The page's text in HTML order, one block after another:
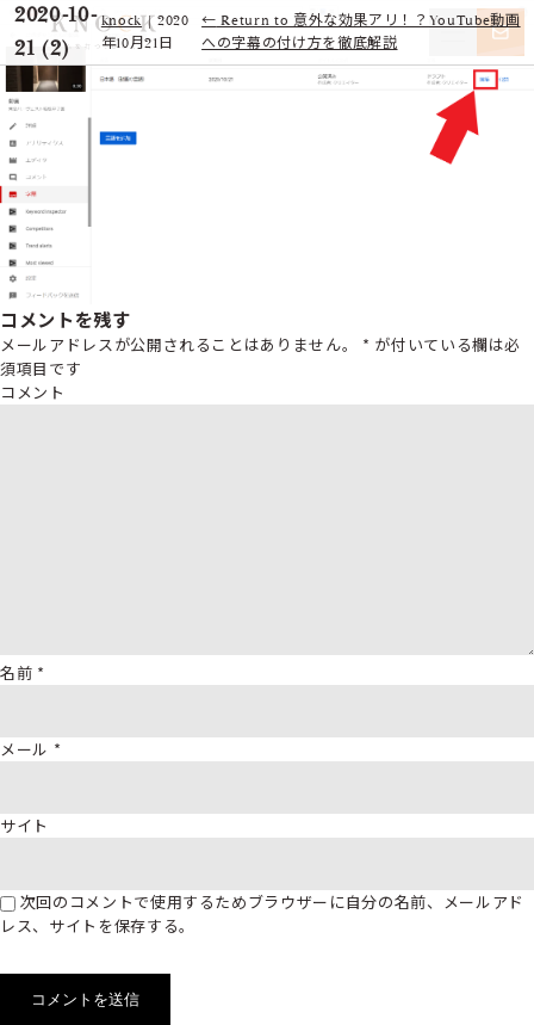
2020-10-
21 (2)
knock |2020
年10月21日
← Return to 意外な効果アリ！？YouTube動画
への字幕の付け方を徹底解説
コメントを残す
メールアドレスが公開されることはありません。 * が付いている欄は必
須項目です
コメント
名前 *
メール *
サイト
次回のコメントで使用するためブラウザーに自分の名前、メールアド
レス、サイトを保存する。